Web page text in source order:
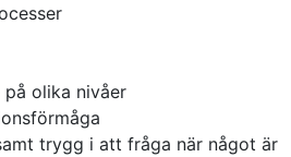
olika nivåer
trygg i att fråga när något är